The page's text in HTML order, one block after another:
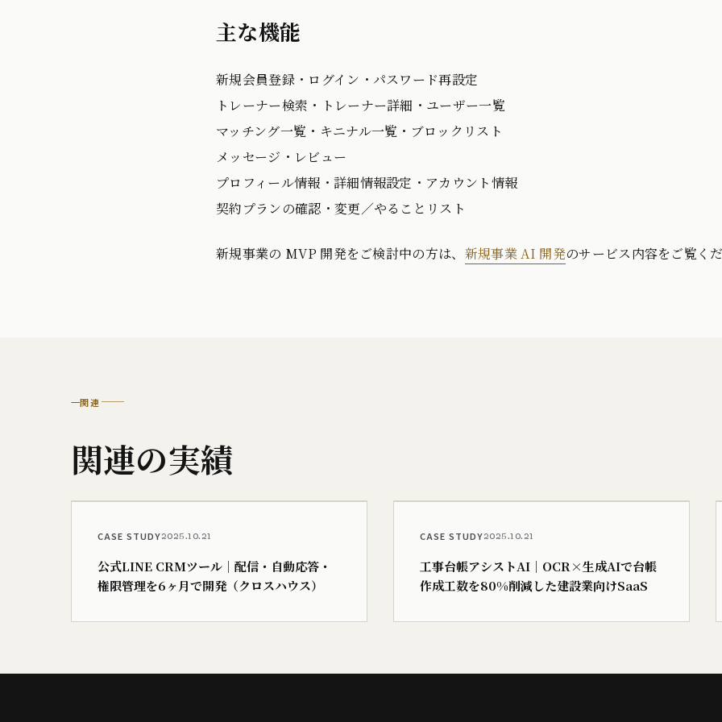
主な機能
新規会員登録・ログイン・パスワード再設定
トレーナー検索・トレーナー詳細・ユーザー一覧
マッチング一覧・キニナル一覧・ブロックリスト
メッセージ・レビュー
プロフィール情報・詳細情報設定・アカウント情報
契約プランの確認・変更／やることリスト
新規事業の MVP 開発をご検討中の方は、 新規事業 AI 開発のサービス内容をご覧く
—関連
関連の​実績
CASE STUDY2025.10.21
公式LINE CRMツール｜配信・自動応答・
権限管理を6ヶ月で開発（クロスハウス）
CASE STUDY2025.10.21
工事台帳アシストAI｜OCR×生成AIで台帳
作成工数を80%削減した建設業向けSaaS